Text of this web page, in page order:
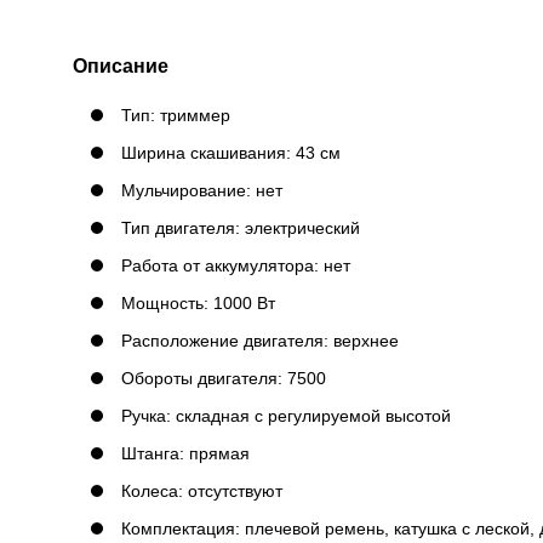
Описание
Тип: триммер
Ширина скашивания: 43 см
Мульчирование: нет
Тип двигателя: электрический
Работа от аккумулятора: нет
Мощность: 1000 Вт
Расположение двигателя: верхнее
Обороты двигателя: 7500
Ручка: складная с регулируемой высотой
Штанга: прямая
Колеса: отсутствуют
Комплектация: плечевой ремень, катушка с леской,